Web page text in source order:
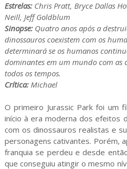
Estrelas: Chris Pratt, Bryce Dallas
Neill, Jeff Goldblum
Sinopse:Quatro anos após a
dinossauros coexistem com os
determinará se os humanos
dominantes em um mundo com as
todos os tempos.
Crítica:Michael
O primeiro Jurassic Park foi um
início à era moderna dos efeitos
com os dinossauros realistas e
personagens cativantes. Porém,
franquia se perdeu e desde
que conseguiu atingir o mesmo